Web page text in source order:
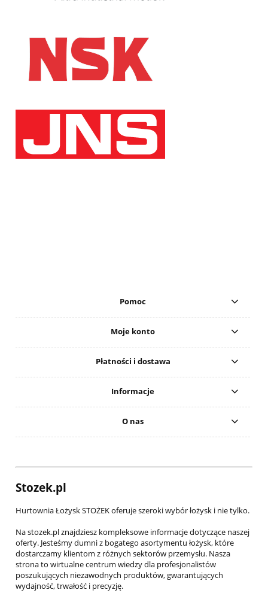
Pomoc
Moje konto
Płatności i dostawa
Informacje
O nas
Stozek.pl
Hurtownia Łożysk STOŻEK oferuje szeroki wybór łożysk i nie tylko.
Na stozek.pl znajdziesz kompleksowe informacje dotyczące naszej
oferty. Jesteśmy dumni z bogatego asortymentu łożysk, które
dostarczamy klientom z różnych sektorów przemysłu. Nasza
strona to wirtualne centrum wiedzy dla profesjonalistów
poszukujących niezawodnych produktów, gwarantujących
wydajność, trwałość i precyzję.